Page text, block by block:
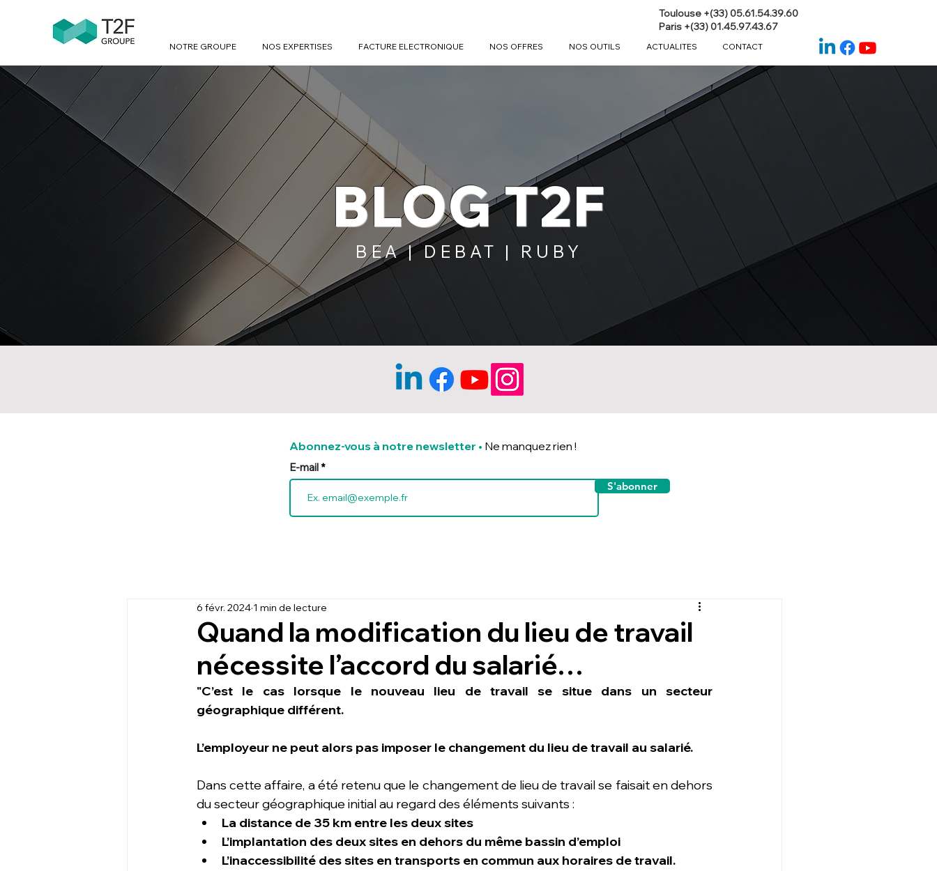
Toulouse +(33) 05.61.54.39.60
Paris +(33) 01.45.97.43.67
NOTRE GROUPE NOS EXPERTISES FACTURE ELECTRONIQUE NOS OFFRES NOS OUTILS ACTUALITES CONTACT
BLOG T2F
BEA | DEBAT | RUBY
Abonnez-vous à notre newsletter • Ne manquez rien !
E-mail
S'abonner
Quand la modification du lieu de travail
nécessite l’accord du salarié…
6 févr. 2024 1 min de lecture
"C’est le cas lorsque le nouveau lieu de travail se situe dans un secteur
géographique différent.
L’employeur ne peut alors pas imposer le changement du lieu de travail au salarié.
Dans cette affaire, a été retenu que le changement de lieu de travail se faisait en dehors
du secteur géographique initial au regard des éléments suivants :
La distance de 35 km entre les deux sites
L’implantation des deux sites en dehors du même bassin d’emploi
L’inaccessibilité des sites en transports en commun aux horaires de travail.